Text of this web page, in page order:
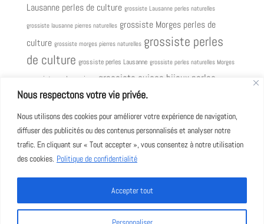
Nous respectons votre vie privée.
Nous utilisons des cookies pour améliorer votre expérience de navigation,
diffuser des publicités ou des contenus personnalisés et analyser notre
trafic. En cliquant sur « Tout accepter », vous consentez à notre utilisation
des cookies. Politique de confidentialité
Accepter tout
Lausanne perles de culture grossiste Lausanne perles naturelles
grossiste lausanne pierres naturelles grossiste Morges perles de
culture grossiste morges pierres naturelles grossiste perles
de culture grossiste perles Lausanne grossiste perles naturelles Morges
grossiste perles suisse grossiste suisse bijoux perles
grossiste suisse perles de culture
mygenevamylausanne
myswitzerlandperle perle coltivate Perlenperle
naturelleperles perles de culture perles de culture de Tahiti
perles de Tahiti pastel